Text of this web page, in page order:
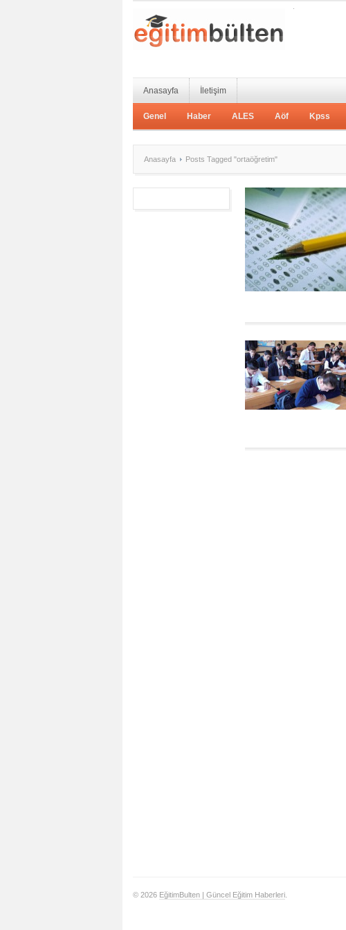
Anasayfa İletişim
Genel Haber ALES Aöf Kpss
Anasayfa Posts Tagged "ortaöğretim"
© 2026 EğitimBulten | Güncel Eğitim Haberleri